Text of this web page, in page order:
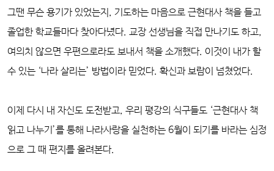
그땐 무슨 용기가 있었는지, 기도하는 마음으로 근현대사 책을 들고
졸업한 학교들마다 찾아다녔다. 교장 선생님을 직접 만나기도 하고,
여의치 않으면 우편으로라도 보내서 책을 소개했다. 이것이 내가 할
수 있는 ‘나라 살리는’ 방법이라 믿었다. 확신과 보람이 넘쳤었다.
이제 다시 내 자신도 도전받고, 우리 평강의 식구들도 ‘근현대사 책
읽고 나누기’를 통해 나라사랑을 실천하는 6월이 되기를 바라는 심정
으로 그 때 편지를 올려본다.